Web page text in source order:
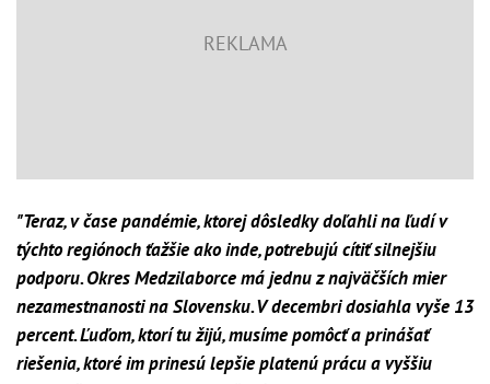
"Teraz, v čase pandémie, ktorej dôsledky doľahli na ľudí v
týchto regiónoch ťažšie ako inde, potrebujú cítiť silnejšiu
podporu. Okres Medzilaborce má jednu z najväčších mier
nezamestnanosti na Slovensku. V decembri dosiahla vyše 13
percent. Ľuďom, ktorí tu žijú, musíme pomôcť a prinášať
riešenia, ktoré im prinesú lepšie platenú prácu a vyššiu